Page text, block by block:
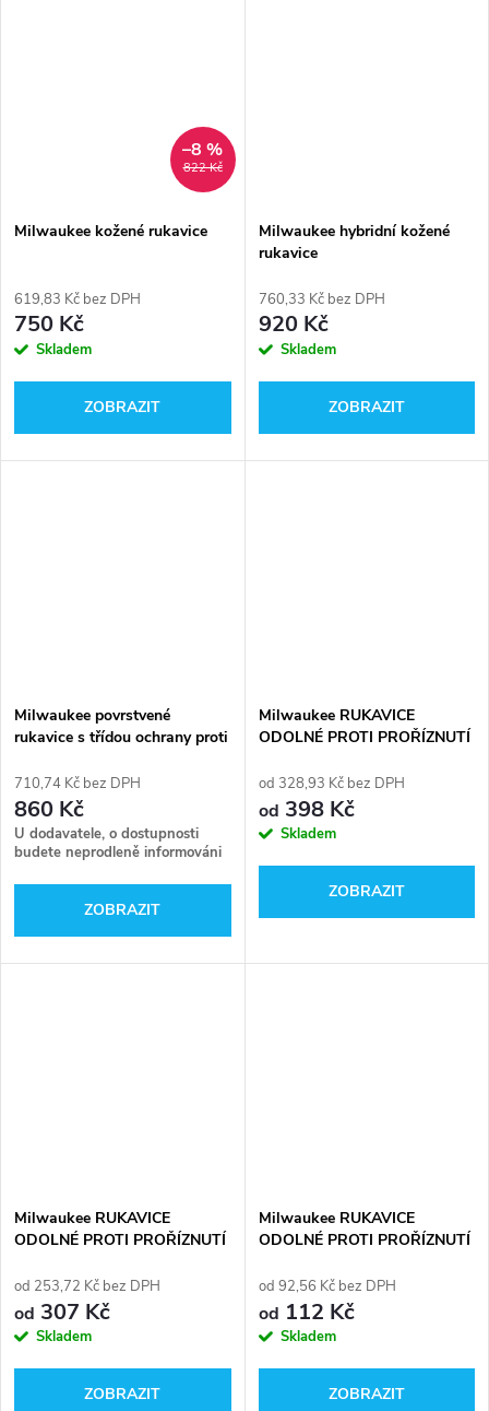
822 Kč
–8 %
Milwaukee kožené rukavice
619,83 Kč bez DPH
750 Kč
Skladem
ZOBRAZIT
Milwaukee hybridní kožené
rukavice
760,33 Kč bez DPH
920 Kč
Skladem
ZOBRAZIT
Milwaukee povrstvené
rukavice s třídou ochrany proti
710,74 Kč bez DPH
860 Kč
U dodavatele, o dostupnosti
budete neprodleně informováni
ZOBRAZIT
Milwaukee RUKAVICE
ODOLNÉ PROTI PROŘÍZNUTÍ
od 328,93 Kč bez DPH
od 398 Kč
Skladem
ZOBRAZIT
Milwaukee RUKAVICE
ODOLNÉ PROTI PROŘÍZNUTÍ
od 253,72 Kč bez DPH
od 307 Kč
Skladem
ZOBRAZIT
Milwaukee RUKAVICE
ODOLNÉ PROTI PROŘÍZNUTÍ
od 92,56 Kč bez DPH
od 112 Kč
Skladem
ZOBRAZIT